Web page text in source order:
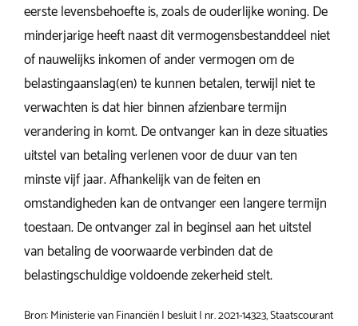
eerste levensbehoefte is, zoals de ouderlijke woning. De
minderjarige heeft naast dit vermogensbestanddeel niet
of nauwelijks inkomen of ander vermogen om de
belastingaanslag(en) te kunnen betalen, terwijl niet te
verwachten is dat hier binnen afzienbare termijn
verandering in komt. De ontvanger kan in deze situaties
uitstel van betaling verlenen voor de duur van ten
minste vijf jaar. Afhankelijk van de feiten en
omstandigheden kan de ontvanger een langere termijn
toestaan. De ontvanger zal in beginsel aan het uitstel
van betaling de voorwaarde verbinden dat de
belastingschuldige voldoende zekerheid stelt.
Bron: Ministerie van Financiën | besluit | nr. 2021-14323, Staatscourant